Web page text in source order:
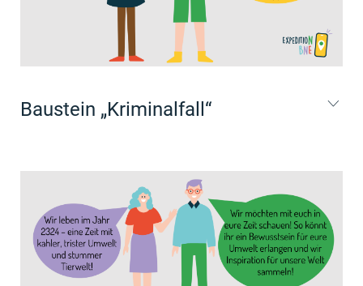
Baustein „Kriminalfall“